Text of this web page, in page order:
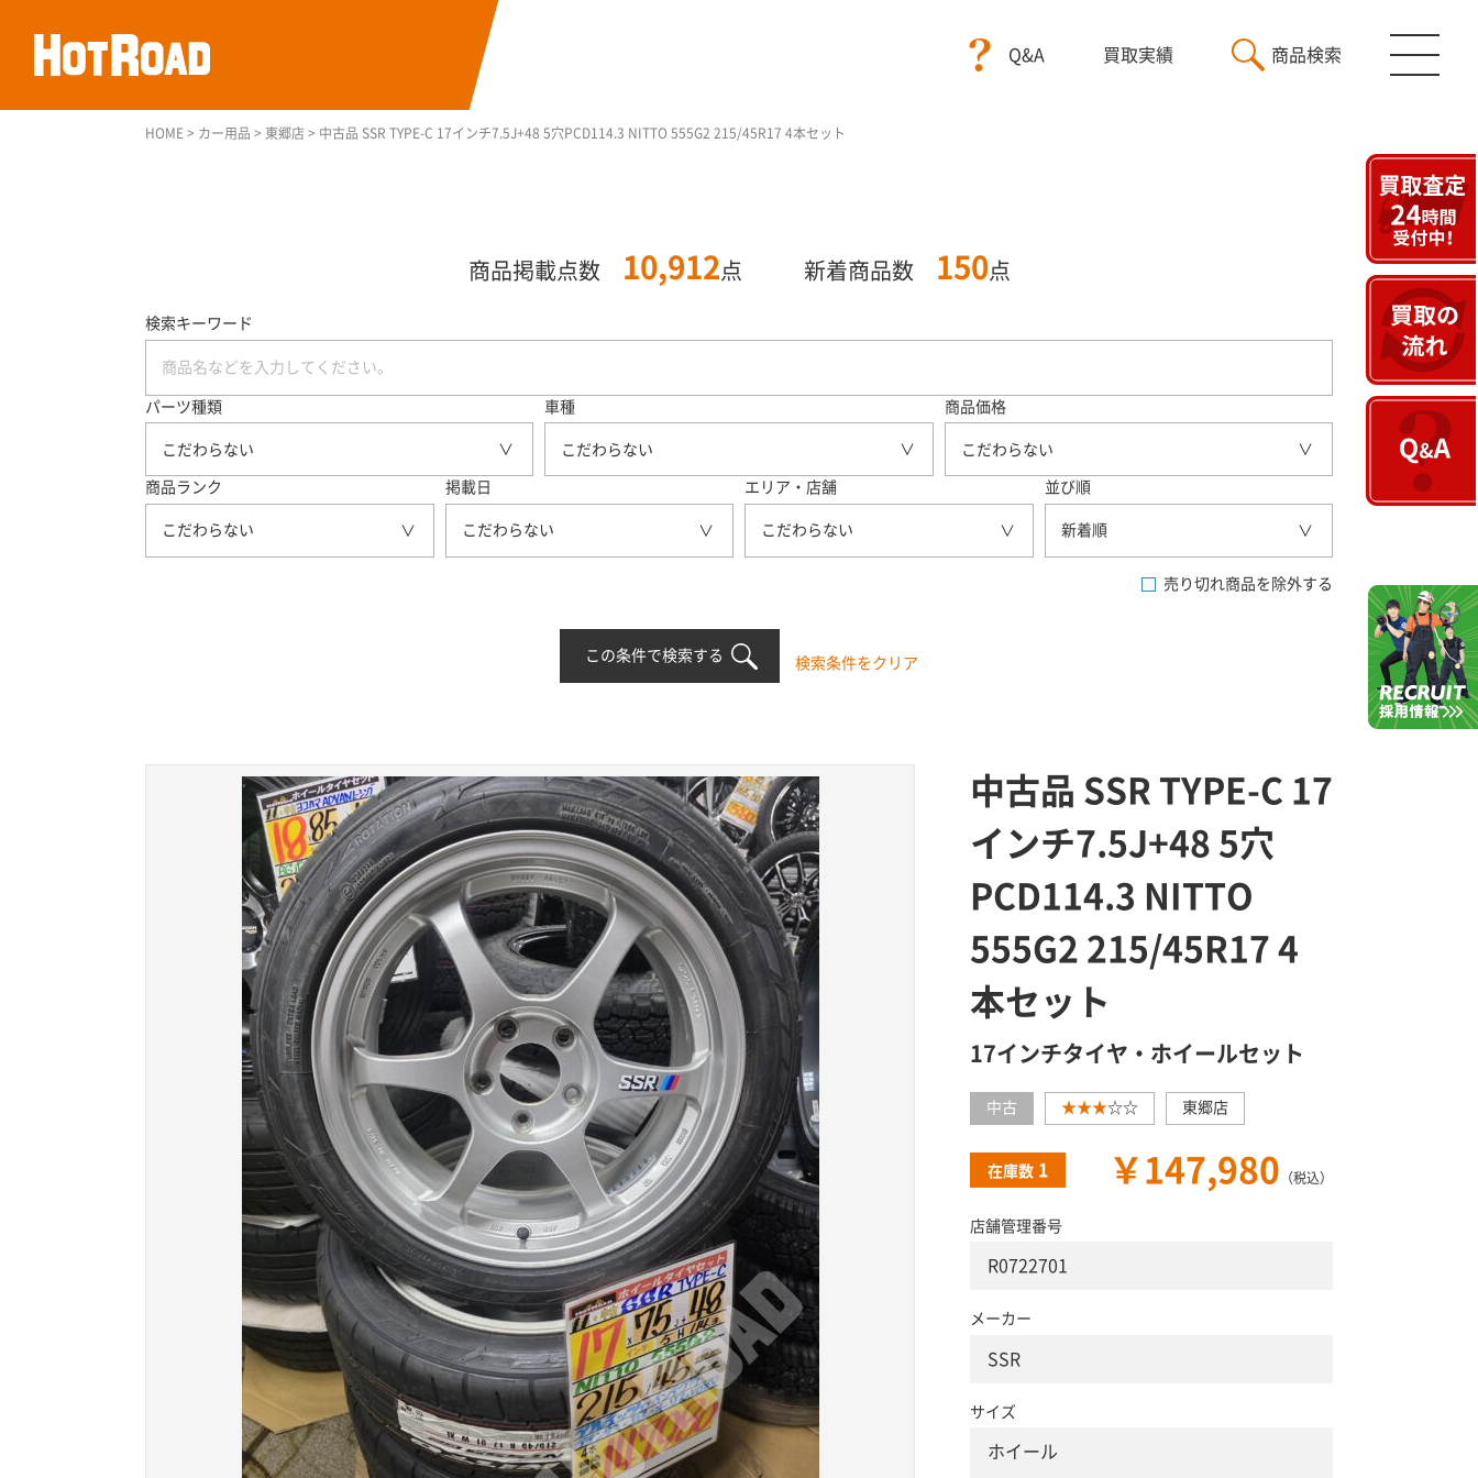
Q&A 買取実績 商品検索
HOME > カー用品 > 東郷店 > 中古品 SSR TYPE-C 17インチ7.5J+48 5穴PCD114.3 NITTO 555G2 215/45R17 4本セット
商品掲載点数 10,912 点 新着商品数 150点
検索キーワード
パーツ種類
こだわらない
車種
こだわらない
商品価格
こだわらない
商品ランク
こだわらない
掲載日
こだわらない
エリア・店舗
こだわらない
並び順
新着順
売り切れ商品を除外する
この条件で検索する 検索条件をクリア
中古品 SSR TYPE-C 17
インチ7.5J+48 5穴
PCD114.3 NITTO
555G2 215/45R17 4
本セット
17インチタイヤ・ホイールセット
中古 ★★★☆☆ 東郷店
在庫数 1 ￥147,980 （税込）
店舗管理番号
R0722701
メーカー
SSR
サイズ
ホイール